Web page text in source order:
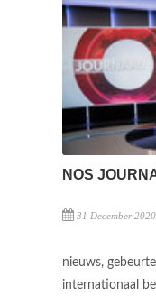
NOS
31 December 2020
nieuws,
internationaal